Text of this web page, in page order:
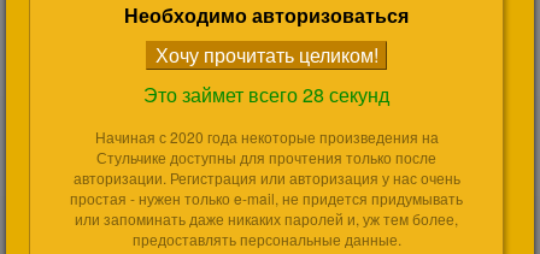
Необходимо авторизоваться
Это займет всего 28 секунд
Начиная с 2020 года некоторые произведения на
Стульчике доступны для прочтения только после
авторизации. Регистрация или авторизация у нас очень
простая - нужен только e-mail, не придется придумывать
или запоминать даже никаких паролей и, уж тем более,
предоставлять персональные данные.